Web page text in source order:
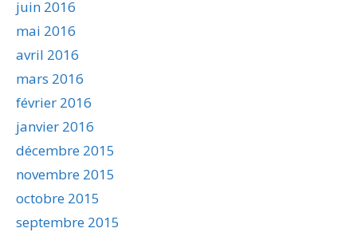
juin 2016
mai 2016
avril 2016
mars 2016
février 2016
janvier 2016
décembre 2015
novembre 2015
octobre 2015
septembre 2015